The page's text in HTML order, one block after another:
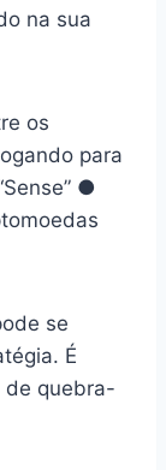
na sua
os
para
●
se
É
de quebra-